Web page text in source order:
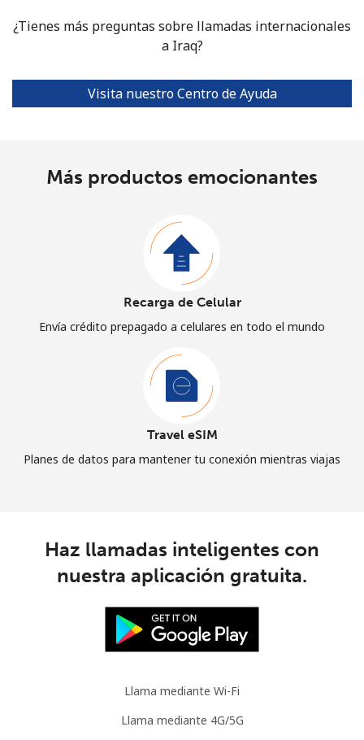
¿Tienes más preguntas sobre llamadas internacionales
a Iraq?
Visita nuestro Centro de Ayuda
Más productos emocionantes
Recarga de Celular
Envía crédito prepagado a celulares en todo el mundo
Travel eSIM
Planes de datos para mantener tu conexión mientras viajas
Haz llamadas inteligentes con
nuestra aplicación gratuita.
Llama mediante Wi-Fi
Llama mediante 4G/5G